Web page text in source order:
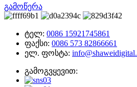
გამოწერა
ტელ: 0086 15921745861
ფაქსი: 0086 573 82866661
ელ. ფოსტა:
გამოგვყევით: